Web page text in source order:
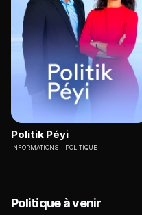
Politik Péyi
INFORMATIONS POLITIQUE
Politique à venir